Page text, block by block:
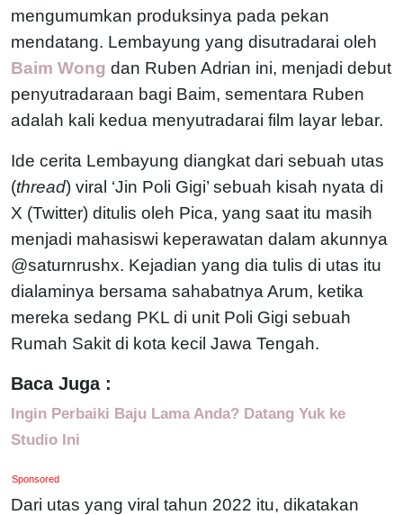
mengumumkan produksinya pada pekan
mendatang. Lembayung yang disutradarai oleh
Baim Wong dan Ruben Adrian ini, menjadi debut
penyutradaraan bagi Baim, sementara Ruben
adalah kali kedua menyutradarai film layar lebar.
Ide cerita Lembayung diangkat dari sebuah utas
(thread) viral ‘Jin Poli Gigi’ sebuah kisah nyata di
X (Twitter) ditulis oleh Pica, yang saat itu masih
menjadi mahasiswi keperawatan dalam akunnya
@saturnrushx. Kejadian yang dia tulis di utas itu
dialaminya bersama sahabatnya Arum, ketika
mereka sedang PKL di unit Poli Gigi sebuah
Rumah Sakit di kota kecil Jawa Tengah.
Baca Juga :
Ingin Perbaiki Baju Lama Anda? Datang Yuk ke
Studio Ini
Sponsored
Dari utas yang viral tahun 2022 itu, dikatakan